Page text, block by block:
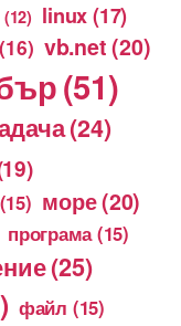
(12) linux(17)
(16) vb.net(20)
(51)
(24)
(15) море(20)
програма (15)
(25)
файл (15)